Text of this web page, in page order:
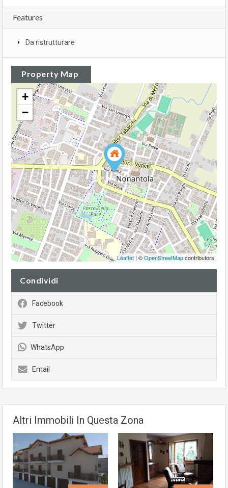
Features
Da ristrutturare
Property Map
+
−
Leaflet| ©OpenStreetMapcontributors
Condividi
Facebook
Twitter
WhatsApp
Email
Altri Immobili In Questa Zona